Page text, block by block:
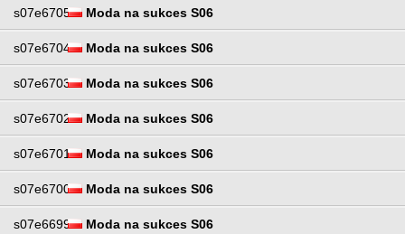
s07e6705 Moda na sukces S06
s07e6704 Moda na sukces S06
s07e6703 Moda na sukces S06
s07e6702 Moda na sukces S06
s07e6701 Moda na sukces S06
s07e6700 Moda na sukces S06
s07e6699 Moda na sukces S06